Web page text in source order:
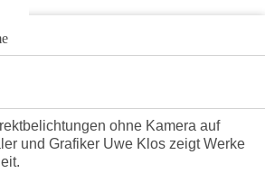
ohne Kamera auf
und Grafiker Uwe Klos zeigt Werke